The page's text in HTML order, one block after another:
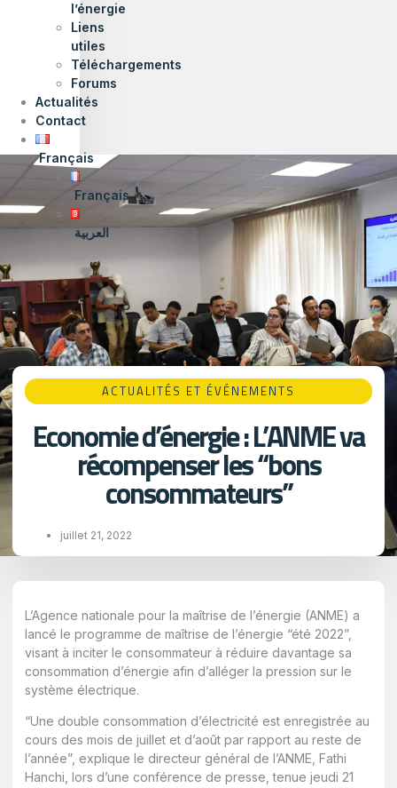
l’énergie
Liens
utiles
Téléchargements
Forums
Actualités
Contact
Français
Français
العربية
ACTUALITÉS ET ÉVÉNEMENTS
Economie d’énergie : L’ANME va
récompenser les “bons
consommateurs”
juillet 21, 2022
L’Agence nationale pour la maîtrise de l’énergie (ANME) a
lancé le programme de maîtrise de l’énergie “été 2022”,
visant à inciter le consommateur à réduire davantage sa
consommation d’énergie afin d’alléger la pression sur le
système électrique.
“Une double consommation d’électricité est enregistrée au
cours des mois de juillet et d’août par rapport au reste de
l’année”, explique le directeur général de l’ANME, Fathi
Hanchi, lors d’une conférence de presse, tenue jeudi 21